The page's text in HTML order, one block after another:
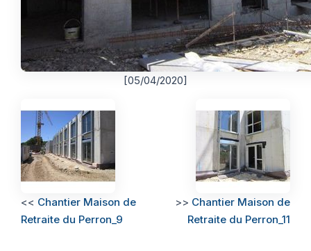
[05/04/2020]
<< Chantier Maison de
Retraite du Perron_9
>> Chantier Maison de
Retraite du Perron_11